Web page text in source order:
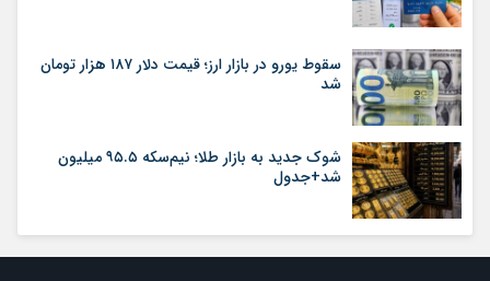
سقوط یورو در بازار ارز؛ قیمت دلار ۱۸۷ هزار تومان
شد
شوک جدید به بازار طلا؛ نیم‌سکه ۹۵.۵ میلیون
شد+جدول